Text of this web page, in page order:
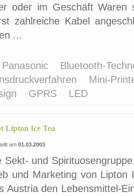
oder im Geschäft Waren
zahlreiche Kabel
...
Panasonic
Bluetooth-
Mini-
GPRS LED
Lipton Ice Tea
am 01.03.2003
Sekt- und
und Marketing von Lipton
Austria den Lebensmittel-